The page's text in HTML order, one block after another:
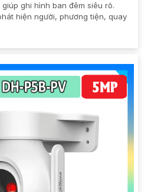
ghi hình ban đêm siêu rõ.
hiện người, phương tiện, quay